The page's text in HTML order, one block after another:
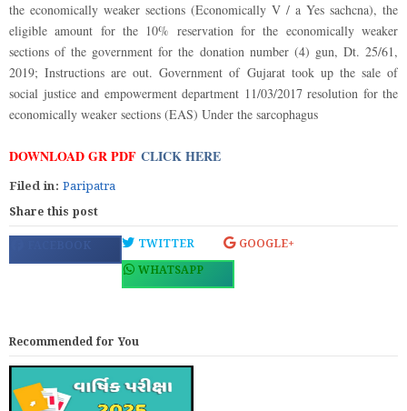
the economically weaker sections (Economically V / a Yes sachcna), the
eligible amount for the 10% reservation for the economically weaker
sections of the government for the donation number (4) gun, Dt. 25/61,
2019; Instructions are out. Government of Gujarat took up the sale of
social justice and empowerment department 11/03/2017 resolution for the
economically weaker sections (EAS) Under the sarcophagus
DOWNLOAD GR PDF CLICK HERE
Filed in: Paripatra
Share this post
FACEBOOK TWITTER
GOOGLE+
WHATSAPP
Recommended for You